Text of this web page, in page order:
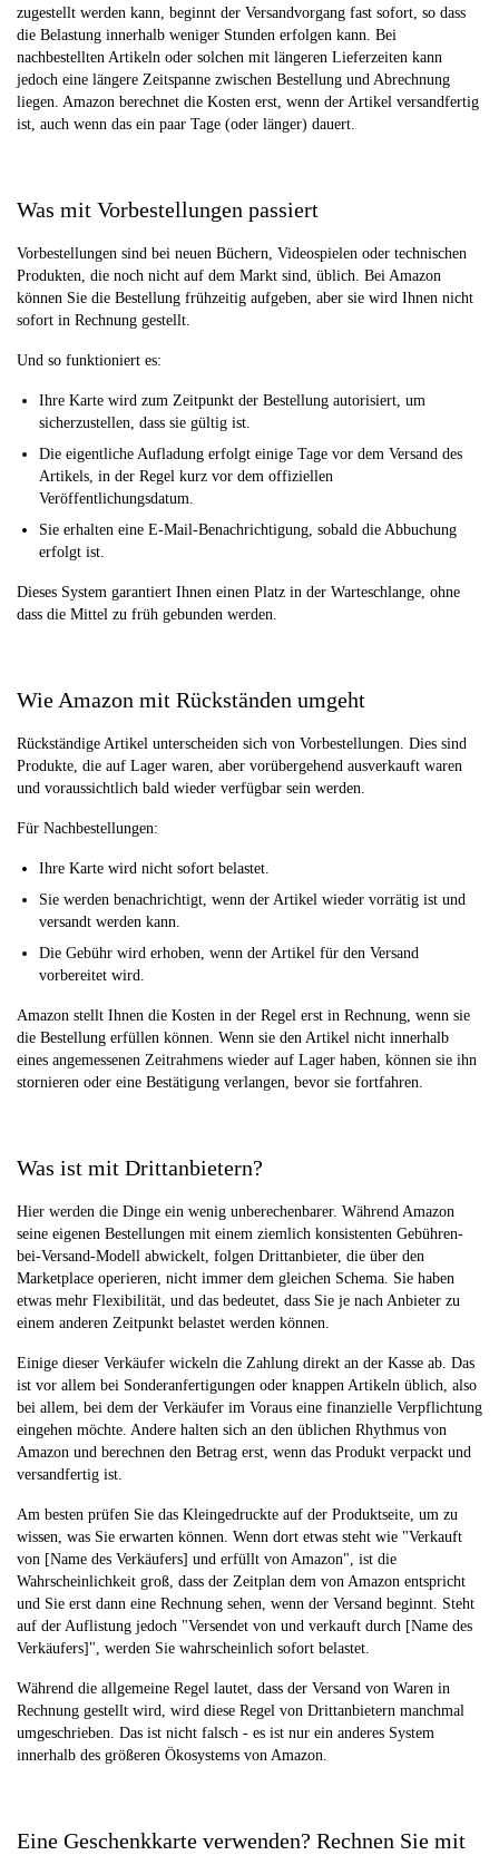
zugestellt werden kann, beginnt der Versandvorgang fast sofort, so dass
die Belastung innerhalb weniger Stunden erfolgen kann. Bei
nachbestellten Artikeln oder solchen mit längeren Lieferzeiten kann
jedoch eine längere Zeitspanne zwischen Bestellung und Abrechnung
liegen. Amazon berechnet die Kosten erst, wenn der Artikel versandfertig
ist, auch wenn das ein paar Tage (oder länger) dauert.
Was mit Vorbestellungen passiert
Vorbestellungen sind bei neuen Büchern, Videospielen oder technischen
Produkten, die noch nicht auf dem Markt sind, üblich. Bei Amazon
können Sie die Bestellung frühzeitig aufgeben, aber sie wird Ihnen nicht
sofort in Rechnung gestellt.
Und so funktioniert es:
Ihre Karte wird zum Zeitpunkt der Bestellung autorisiert, um
sicherzustellen, dass sie gültig ist.
Die eigentliche Aufladung erfolgt einige Tage vor dem Versand des
Artikels, in der Regel kurz vor dem offiziellen
Veröffentlichungsdatum.
Sie erhalten eine E-Mail-Benachrichtigung, sobald die Abbuchung
erfolgt ist.
Dieses System garantiert Ihnen einen Platz in der Warteschlange, ohne
dass die Mittel zu früh gebunden werden.
Wie Amazon mit Rückständen umgeht
Rückständige Artikel unterscheiden sich von Vorbestellungen. Dies sind
Produkte, die auf Lager waren, aber vorübergehend ausverkauft waren
und voraussichtlich bald wieder verfügbar sein werden.
Für Nachbestellungen:
Ihre Karte wird nicht sofort belastet.
Sie werden benachrichtigt, wenn der Artikel wieder vorrätig ist und
versandt werden kann.
Die Gebühr wird erhoben, wenn der Artikel für den Versand
vorbereitet wird.
Amazon stellt Ihnen die Kosten in der Regel erst in Rechnung, wenn sie
die Bestellung erfüllen können. Wenn sie den Artikel nicht innerhalb
eines angemessenen Zeitrahmens wieder auf Lager haben, können sie ihn
stornieren oder eine Bestätigung verlangen, bevor sie fortfahren.
Was ist mit Drittanbietern?
Hier werden die Dinge ein wenig unberechenbarer. Während Amazon
seine eigenen Bestellungen mit einem ziemlich konsistenten Gebühren-
bei-Versand-Modell abwickelt, folgen Drittanbieter, die über den
Marketplace operieren, nicht immer dem gleichen Schema. Sie haben
etwas mehr Flexibilität, und das bedeutet, dass Sie je nach Anbieter zu
einem anderen Zeitpunkt belastet werden können.
Einige dieser Verkäufer wickeln die Zahlung direkt an der Kasse ab. Das
ist vor allem bei Sonderanfertigungen oder knappen Artikeln üblich, also
bei allem, bei dem der Verkäufer im Voraus eine finanzielle Verpflichtung
eingehen möchte. Andere halten sich an den üblichen Rhythmus von
Amazon und berechnen den Betrag erst, wenn das Produkt verpackt und
versandfertig ist.
Am besten prüfen Sie das Kleingedruckte auf der Produktseite, um zu
wissen, was Sie erwarten können. Wenn dort etwas steht wie "Verkauft
von [Name des Verkäufers] und erfüllt von Amazon", ist die
Wahrscheinlichkeit groß, dass der Zeitplan dem von Amazon entspricht
und Sie erst dann eine Rechnung sehen, wenn der Versand beginnt. Steht
auf der Auflistung jedoch "Versendet von und verkauft durch [Name des
Verkäufers]", werden Sie wahrscheinlich sofort belastet.
Während die allgemeine Regel lautet, dass der Versand von Waren in
Rechnung gestellt wird, wird diese Regel von Drittanbietern manchmal
umgeschrieben. Das ist nicht falsch - es ist nur ein anderes System
innerhalb des größeren Ökosystems von Amazon.
Eine Geschenkkarte verwenden? Rechnen Sie mit